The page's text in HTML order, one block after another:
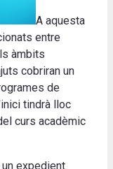
A aquesta
entre
àmbits
cobriran un
de
tindrà lloc
curs acadèmic
un expedient